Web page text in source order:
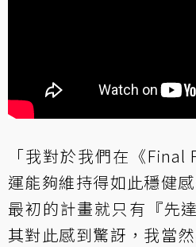
「我對於我們在《Final
運能夠維持得如此穩健
最初的計畫就只有『先
其對此感到驚訝，我當